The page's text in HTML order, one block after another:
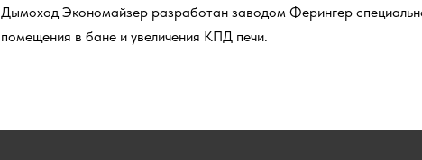
Дымоход Экономайзер разработан заводом Ферингер
помещения в бане и увеличения КПД печи.